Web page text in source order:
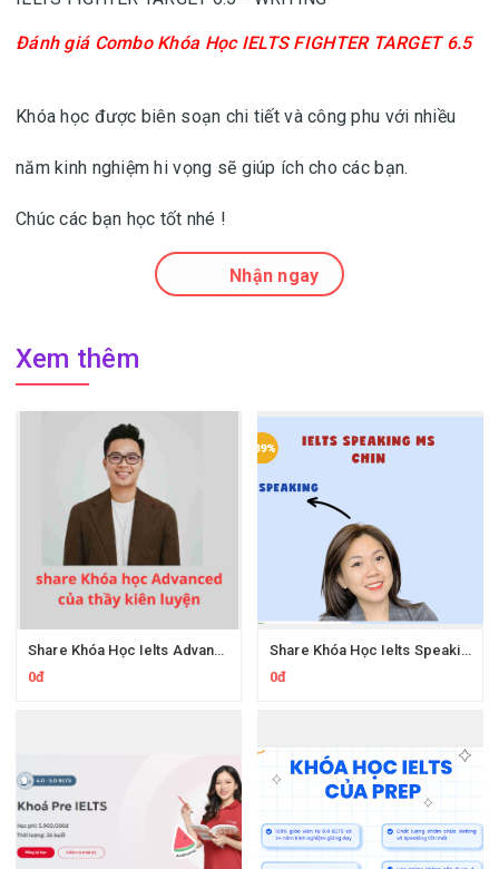
Đánh giá Combo Khóa Học IELTS FIGHTER TARGET 6.5
Khóa học được biên soạn chi tiết và công phu với nhiều
năm kinh nghiệm hi vọng sẽ giúp ích cho các bạn.
Chúc các bạn học tốt nhé !
Nhận ngay
Xem thêm
Share Khóa Học Ielts Advanced Thầy Kiên Luyện
0đ
Share Khóa Học Ielts Speaking Ms.Chin
0đ